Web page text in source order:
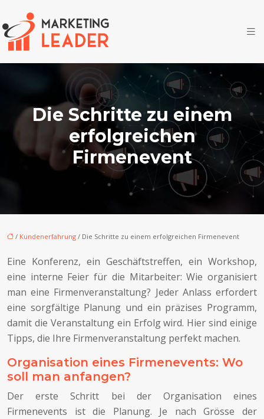
Die Schritte zu einem
erfolgreichen
Firmenevent
/ Kundenerfahrung / Die Schritte zu einem erfolgreichen Firmenevent
Eine Konferenz, ein Geschäftstreffen, ein Workshop,
eine interne Feier für die Mitarbeiter: Wie organisiert
man eine Firmenveranstaltung? Jeder Anlass erfordert
eine sorgfältige Planung und ein präzises Programm,
damit die Veranstaltung ein Erfolg wird. Hier sind einige
Tipps, die Ihre Firmenveranstaltung perfekt machen.
Organisation eines Firmenevents: Wo
soll man anfangen?
Der erste Schritt bei der Organisation eines
Firmenevents ist die Planung. Je nach Grösse der